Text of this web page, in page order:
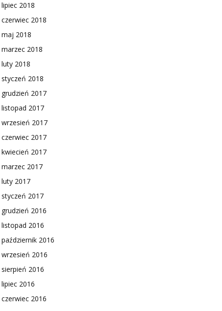
lipiec 2018
czerwiec 2018
maj 2018
marzec 2018
luty 2018
styczeń 2018
grudzień 2017
listopad 2017
wrzesień 2017
czerwiec 2017
kwiecień 2017
marzec 2017
luty 2017
styczeń 2017
grudzień 2016
listopad 2016
październik 2016
wrzesień 2016
sierpień 2016
lipiec 2016
czerwiec 2016